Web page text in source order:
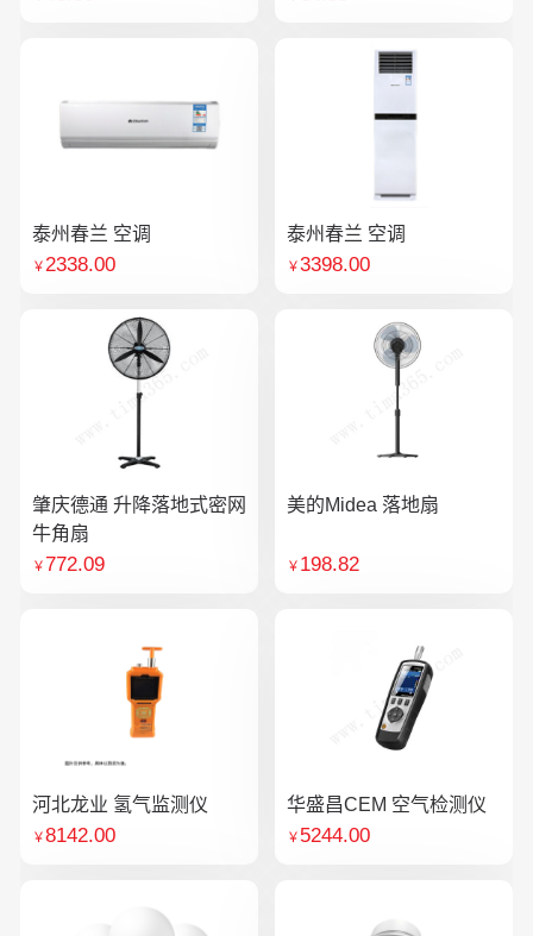
泰州春兰 空调
￥2338.00
泰州春兰 空调
￥3398.00
肇庆德通 升降落地式密网
牛角扇
￥772.09
美的Midea 落地扇
￥ 198.82
河北龙业 氢气监测仪
￥8142.00
华盛昌CEM 空气检测仪
￥ 5244.00